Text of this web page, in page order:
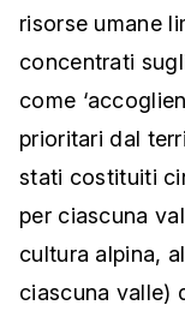
risorse umane
concentrati
come
prioritari dal
stati costituiti
per ciascuna
cultura alpina,
ciascuna valle)